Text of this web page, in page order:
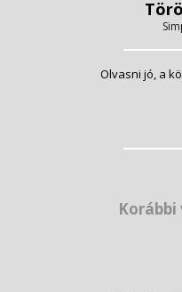
Olvasni jó, a